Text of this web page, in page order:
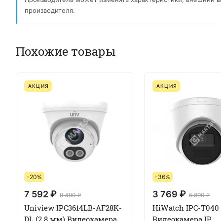
производителя.
Похожие товары
АКЦИЯ
-20%
7 592 ₽ 9 490 ₽
Uniview IPC3614LB-AF28K-
DL (2.8 мм) Видеокамера
АКЦИЯ
-36%
3 769 ₽ 5 890 ₽
HiWatch IPC-T040
Видеокамера IP